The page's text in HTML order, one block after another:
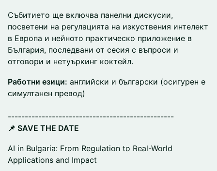
Събитието ще включва панелни дискусии,
посветени на регулацията на изкуствения интелект
в Европа и нейното практическо приложение в
България, последвани от сесия с въпроси и
отговори и нетуъркинг коктейл.
Работни езици: английски и български (осигурен е
симултанен превод)
-------------------------------------------------
📌 SAVE THE DATE
AI in Bulgaria: From Regulation to Real-World
Applications and Impact